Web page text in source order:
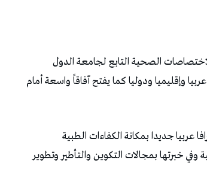
الصحية التابع لجامعة الدول
وإقليميا ودوليا كما يفتح آفاقاً واسعة أمام
عربيا جديدا بمكانة الكفاءات الطبية
وفي خبرتها بمجالات التكوين والتأطير وتطوير